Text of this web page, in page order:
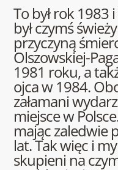
To był rok 1983
był czymś
przyczyną
Olszowskiej-
1981 roku, a
ojca w 1984.
załamani
miejsce w
mając zaledwie
lat. Tak więc i
skupieni na